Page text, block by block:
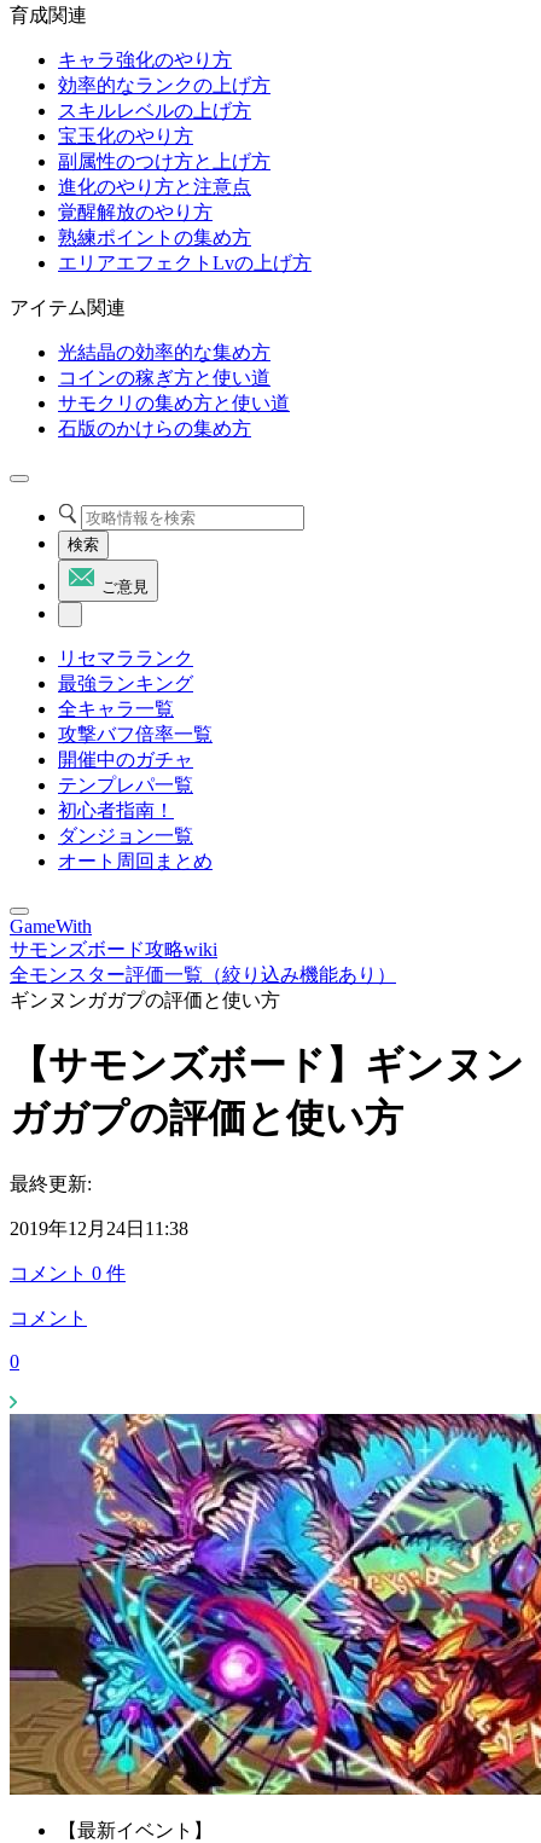
育成関連
キャラ強化のやり方
効率的なランクの上げ方
スキルレベルの上げ方
宝玉化のやり方
副属性のつけ方と上げ方
進化のやり方と注意点
覚醒解放のやり方
熟練ポイントの集め方
エリアエフェクトLvの上げ方
アイテム関連
光結晶の効率的な集め方
コインの稼ぎ方と使い道
サモクリの集め方と使い道
石版のかけらの集め方
検索
ご意見
リセマラランク
最強ランキング
全キャラ一覧
攻撃バフ倍率一覧
開催中のガチャ
テンプレパ一覧
初心者指南！
ダンジョン一覧
オート周回まとめ
GameWith
サモンズボード攻略wiki
全モンスター評価一覧（絞り込み機能あり）
ギンヌンガガプの評価と使い方
【サモンズボード】ギンヌン
ガガプの評価と使い方
最終更新:
2019年12月24日11:38
コメント 0 件
コメント
0
【最新イベント】